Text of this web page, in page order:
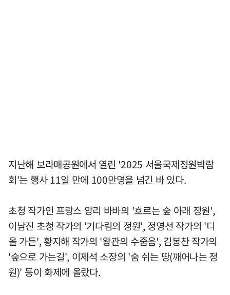
지난해 보라매공원에서 열린 '2025 서울국제정원박람
회'는 행사 11일 만에 100만명을 넘긴 바 있다.
초청 작가인 프랑스 앙리 바바의 '흐르는 숲 아래 정원',
이남진 초청 작가의 '기다림의 정원', 정영선 작가의 '디
올 가든', 황지해 작가의 '왕관의 수줍음', 김봉찬 작가의
'숲으로 가는길', 이제석 소장의 '숨 쉬는 땅(깨어나는 정
원)' 등이 화제에 올랐다.